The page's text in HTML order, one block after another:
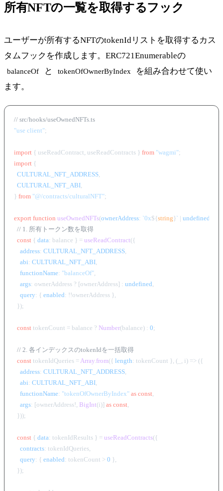
所有NFTの一覧を取得するフック
ユーザーが所有するNFTのtokenIdリストを取得するカス
タムフックを作成します。ERC721Enumerableの
balanceOf と tokenOfOwnerByIndex
を組み合わせて使い
ます。
// src/hooks/useOwnedNFTs.ts
"use client";
import { useReadContract, useReadContracts } from "wagmi"
import {
CULTURAL_NFT_ADDRESS,
CULTURAL_NFT_ABI,
} from "@/contracts/culturalNFT";
export function useOwnedNFTs(ownerAddress: `0x${string }` | undefined
// 1. 所有トークン数を取得
const { data: balance } = useReadContract({
address: CULTURAL_NFT_ADDRESS,
abi: CULTURAL_NFT_ABI,
functionName: "balanceOf",
args: ownerAddress ? [ownerAddress] : undefined
query: { enabled: !!ownerAddress },
  });
const tokenCount = balance ? Number(balance) : 0;
// 2. 各インデックスのtokenIdを一括取得
const tokenIdQueries = Array. from({ length: tokenCount }, (_, i ) => ({
address: CULTURAL_NFT_ADDRESS,
abi: CULTURAL_NFT_ABI,
functionName: "tokenOfOwnerByIndex" as const,
args: [ownerAddress!, BigInt(i)] as const,
  }));
const { data: tokenIdResults } = useReadContracts({
contracts: tokenIdQueries,
query: { enabled: tokenCount > 0 },
  });